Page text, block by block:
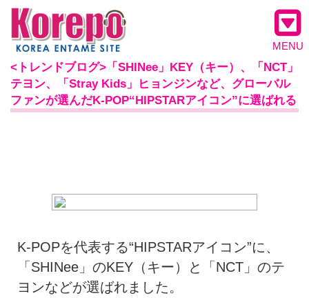
MENU
<トレンドブログ>「SHINee」KEY（キー）、「NCT」
テヨン、「Stray Kids」ヒョンジンなど、グローバル
ファンが選んだK-POP“HIPSTARアイコン”に選ばれる
K-POPを代表する“HIPSTARアイコン”に、
「SHINee」のKEY（キー）と「NCT」のテ
ヨンなどが選ばれました。